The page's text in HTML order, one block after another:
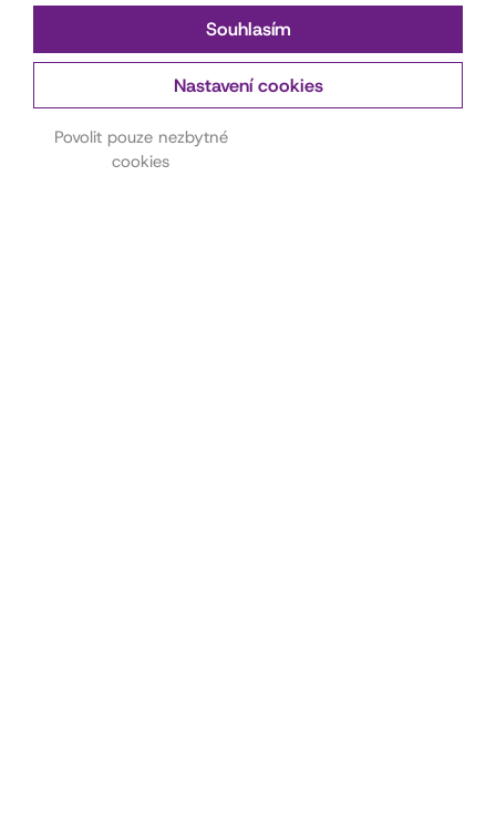
Kontakt pro pořadatele
Souhlasím
Nastavení cookies
Povolit pouze nezbytné
cookies